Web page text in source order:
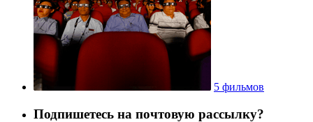
5 фильмов
Подпишетесь на почтовую рассылку?